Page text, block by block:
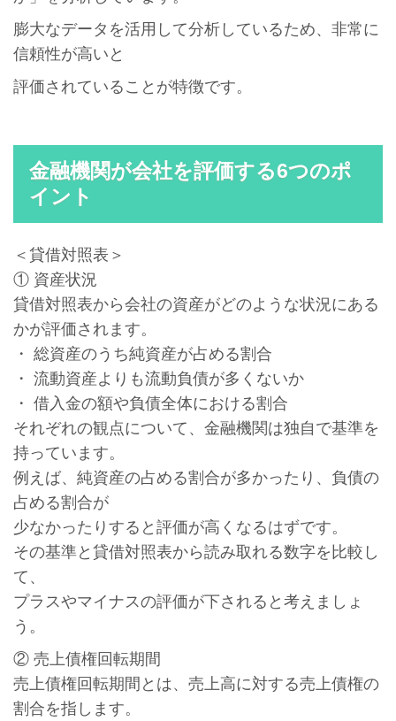
膨大なデータを活用して分析しているため、非常に
信頼性が高いと
評価されていることが特徴です。
金融機関が会社を評価する6つのポ
イント
＜貸借対照表＞
① 資産状況
貸借対照表から会社の資産がどのような状況にある
かが評価されます。
・ 総資産のうち純資産が占める割合
・ 流動資産よりも流動負債が多くないか
・ 借入金の額や負債全体における割合
それぞれの観点について、金融機関は独自で基準を
持っています。
例えば、純資産の占める割合が多かったり、負債の
占める割合が
少なかったりすると評価が高くなるはずです。
その基準と貸借対照表から読み取れる数字を比較し
て、
プラスやマイナスの評価が下されると考えましょ
う。
② 売上債権回転期間
売上債権回転期間とは、売上高に対する売上債権の
割合を指します。